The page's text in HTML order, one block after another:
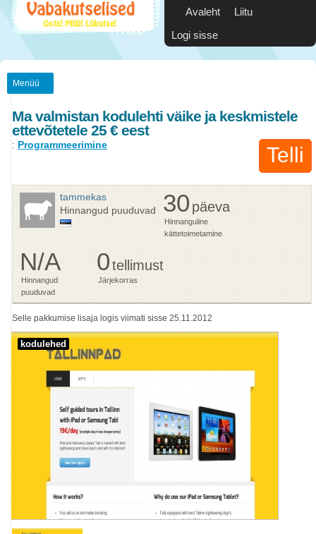
Avaleht
Liitu
Logi sisse
Menüü
Ma valmistan kodulehti väike ja keskmistele
ettevõtetele 25 € eest
Telli
: Programmeerimine
tammekas
Hinnangud puuduvad
30 päeva
Hinnanguline
kättetoimetamine
N/A
Hinnangud
puuduvad
0tellimust
Järjekorras
Selle pakkumise lisaja logis viimati sisse 25.11.2012
kodulehed